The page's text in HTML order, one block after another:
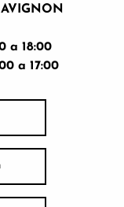
a 18:00
a 17:00